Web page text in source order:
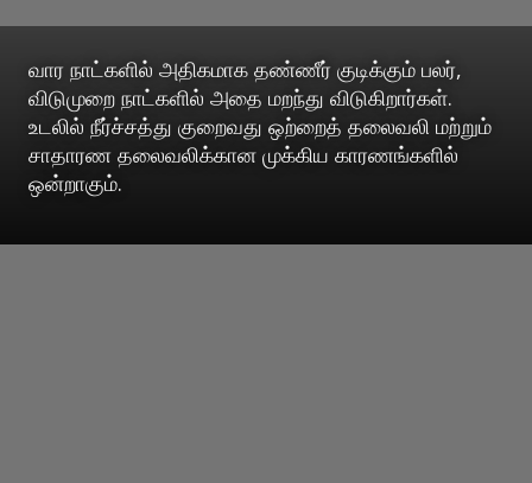
வார நாட்களில் அதிகமாக தண்ணீர் குடிக்கும் பலர்,
விடுமுறை நாட்களில் அதை மறந்து விடுகிறார்கள்.
உடலில் நீர்ச்சத்து குறைவது ஒற்றைத் தலைவலி மற்றும்
சாதாரண தலைவலிக்கான முக்கிய காரணங்களில்
ஒன்றாகும்.